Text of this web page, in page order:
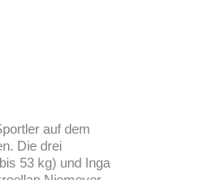
auf dem
Die drei
53 kg) und Inga